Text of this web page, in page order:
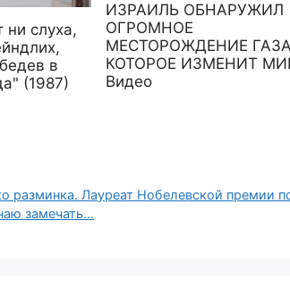
ни слуха,
в
(1987)
ИЗРАИЛЬ ОБНАРУЖИЛ
ОГРОМНОЕ
МЕСТОРОЖДЕНИЕ
КОТОРОЕ ИЗМЕНИТ
Видео
разминка. Лауреат Нобелевской премии
замечать…